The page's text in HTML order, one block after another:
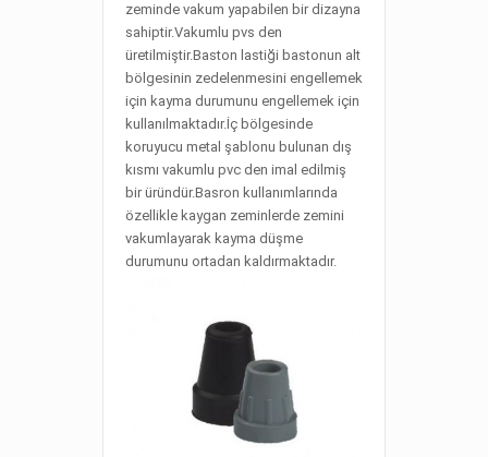
zeminde vakum yapabilen bir dizayna
sahiptir.Vakumlu pvs den
üretilmiştir.Baston lastiği bastonun alt
bölgesinin zedelenmesini engellemek
için kayma durumunu engellemek için
kullanılmaktadır.İç bölgesinde
koruyucu metal şablonu bulunan dış
kısmı vakumlu pvc den imal edilmiş
bir üründür.Basron kullanımlarında
özellikle kaygan zeminlerde zemini
vakumlayarak kayma düşme
durumunu ortadan kaldırmaktadır.